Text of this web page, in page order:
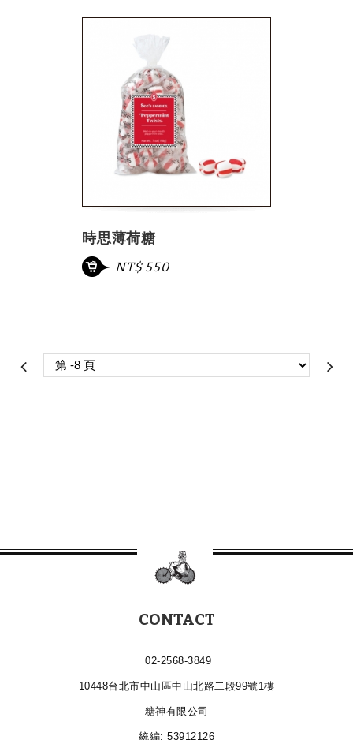
時思薄荷糖
NT$ 550
CONTACT
02-2568-3849
10448台北市中山區中山北路二段99號1樓
糖神有限公司
統編: 53912126